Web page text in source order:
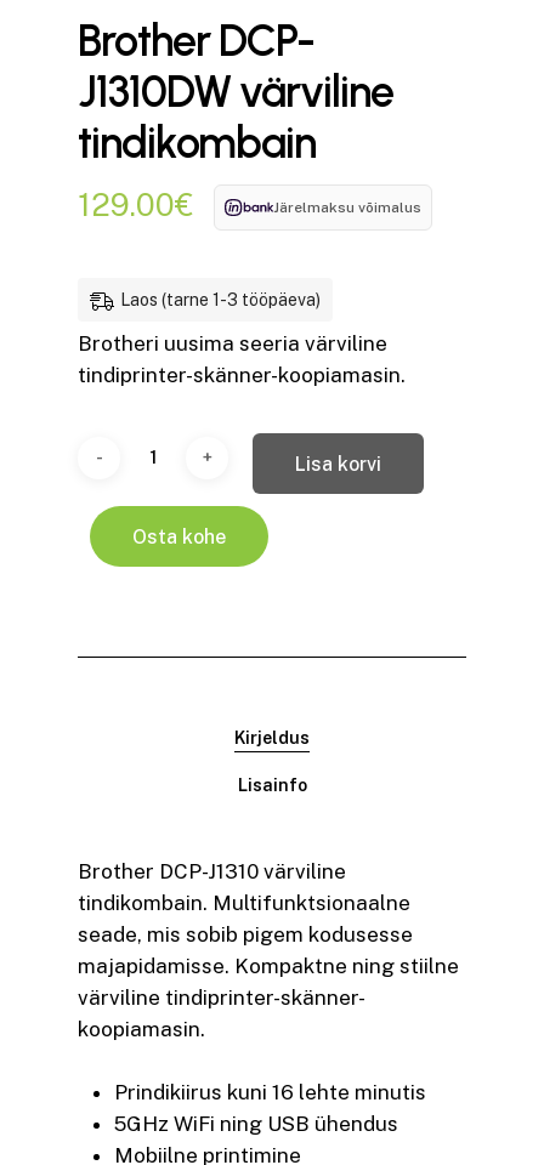
Brother DCP-
J1310DW värviline
tindikombain
129.00€ Järelmaksu võimalus
Laos (tarne 1-3 tööpäeva)
Brotheri uusima seeria värviline
tindiprinter-skänner-koopiamasin.
Lisa korvi
Osta kohe
Kirjeldus
Lisainfo
Brother DCP-J1310 värviline
tindikombain. Multifunktsionaalne
seade, mis sobib pigem kodusesse
majapidamisse. Kompaktne ning stiilne
värviline tindiprinter-skänner-
koopiamasin.
Prindikiirus kuni 16 lehte minutis
5GHz WiFi ning USB ühendus
Mobiilne printimine